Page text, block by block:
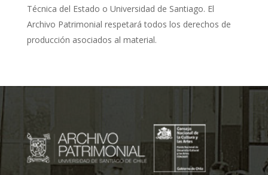
Técnica del Estado o Universidad de Santiago. El
Archivo Patrimonial respetará todos los derechos de
producción asociados al material.